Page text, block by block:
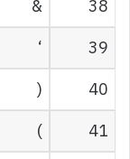
38
&
39
‘
40
(
41
)